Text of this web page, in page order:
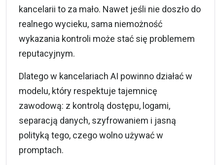
kancelarii to za mało. Nawet jeśli nie doszło do
realnego wycieku, sama niemożność
wykazania kontroli może stać się problemem
reputacyjnym.
Dlatego w kancelariach AI powinno działać w
modelu, który respektuje tajemnicę
zawodową: z kontrolą dostępu, logami,
separacją danych, szyfrowaniem i jasną
polityką tego, czego wolno używać w
promptach.